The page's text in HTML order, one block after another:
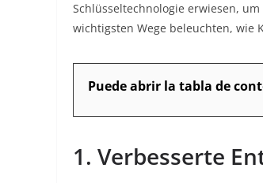
Schlüsseltechnologie erwiesen,
wichtigsten Wege beleuchten, wie
Puede abrir la tabla de
1. Verbesserte